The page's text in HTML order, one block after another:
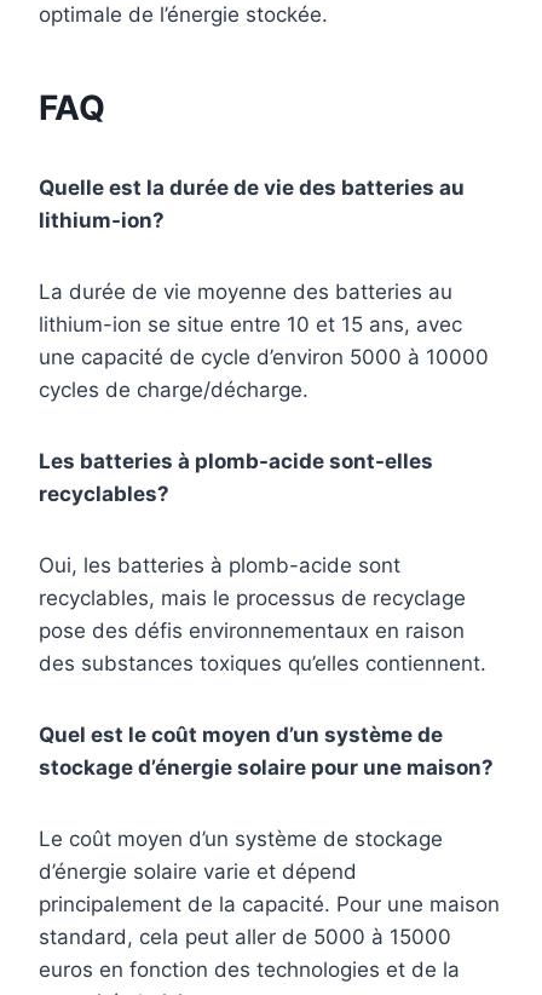
optimale de l’énergie stockée.
FAQ
Quelle est la durée de vie des batteries au
lithium-ion?
La durée de vie moyenne des batteries au
lithium-ion se situe entre 10 et 15 ans, avec
une capacité de cycle d’environ 5000 à 10000
cycles de charge/décharge.
Les batteries à plomb-acide sont-elles
recyclables?
Oui, les batteries à plomb-acide sont
recyclables, mais le processus de recyclage
pose des défis environnementaux en raison
des substances toxiques qu’elles contiennent.
Quel est le coût moyen d’un système de
stockage d’énergie solaire pour une maison?
Le coût moyen d’un système de stockage
d’énergie solaire varie et dépend
principalement de la capacité. Pour une maison
standard, cela peut aller de 5000 à 15000
euros en fonction des technologies et de la